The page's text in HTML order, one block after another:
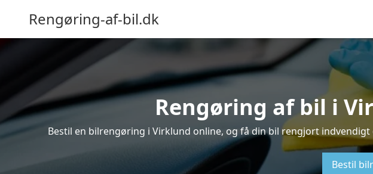
Rengøring-af-bil.dk
Rengøring af bil i
Bestil en bilrengøring i Virklund online, og få din bil rengjort
Bestil